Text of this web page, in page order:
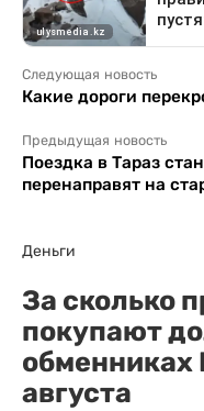
Следующая новость
Какие дороги
Предыдущая новость
Поездка в Тараз
перенаправят на
Деньги
За сколько
покупают
обменниках
августа